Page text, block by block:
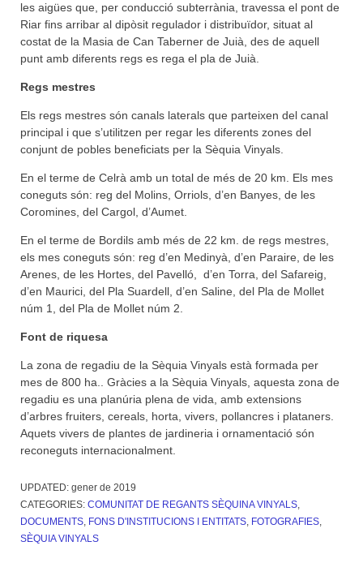
les aigües que, per conducció subterrània, travessa el pont de
Riar fins arribar al dipòsit regulador i distribuïdor, situat al
costat de la Masia de Can Taberner de Juià, des de aquell
punt amb diferents regs es rega el pla de Juià.
Regs mestres
Els regs mestres són canals laterals que parteixen del canal
principal i que s’utilitzen per regar les diferents zones del
conjunt de pobles beneficiats per la Sèquia Vinyals.
En el terme de Celrà amb un total de més de 20 km. Els mes
coneguts són: reg del Molins, Orriols, d’en Banyes, de les
Coromines, del Cargol, d’Aumet.
En el terme de Bordils amb més de 22 km. de regs mestres,
els mes coneguts són: reg d’en Medinyà, d’en Paraire, de les
Arenes, de les Hortes, del Pavelló, d’en Torra, del Safareig,
d’en Maurici, del Pla Suardell, d’en Saline, del Pla de Mollet
núm 1, del Pla de Mollet núm 2.
Font de riquesa
La zona de regadiu de la Sèquia Vinyals està formada per
mes de 800 ha.. Gràcies a la Sèquia Vinyals, aquesta zona de
regadiu es una planúria plena de vida, amb extensions
d’arbres fruiters, cereals, horta, vivers, pollancres i plataners.
Aquets vivers de plantes de jardineria i ornamentació són
reconeguts internacionalment.
UPDATED: gener de 2019
CATEGORIES: COMUNITAT DE REGANTS SÈQUINA VINYALS,
DOCUMENTS, FONS D'INSTITUCIONS I ENTITATS, FOTOGRAFIES,
SÈQUIA VINYALS